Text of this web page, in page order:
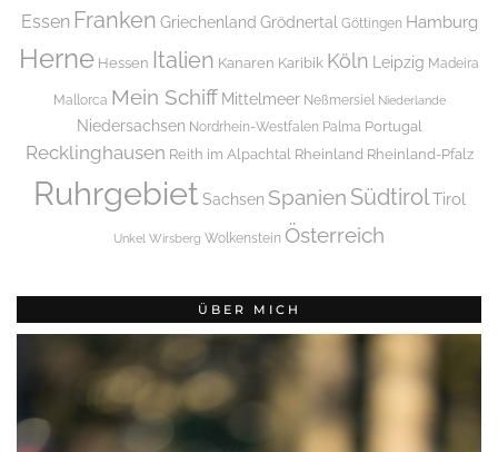
Essen Franken Griechenland Grödnertal Göttingen Hamburg
Herne Hessen Italien Kanaren Karibik Köln Leipzig Madeira
Mallorca Mein Schiff Mittelmeer Neßmersiel Niederlande
Niedersachsen Nordrhein-Westfalen Palma Portugal
Recklinghausen Reith im Alpachtal Rheinland Rheinland-Pfalz
Ruhrgebiet Sachsen Spanien SüdtirolTirol
Unkel Wirsberg Wolkenstein Österreich
ÜBER MICH